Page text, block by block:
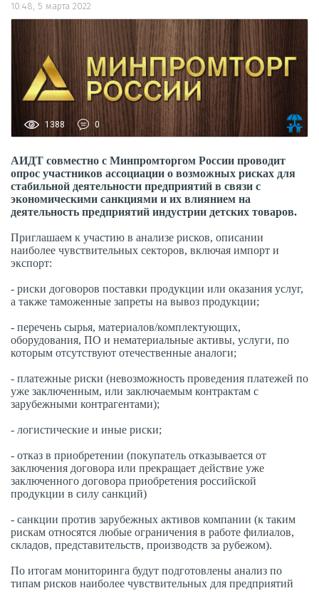
10:48, 5 марта 2022
1388 0
АИДТ совместно с Минпромторгом России проводит
опрос участников ассоциации о возможных рисках для
стабильной деятельности предприятий в связи с
экономическими санкциями и их влиянием на
деятельность предприятий индустрии детских товаров.
Приглашаем к участию в анализе рисков, описании
наиболее чувствительных секторов, включая импорт и
экспорт:
- риски договоров поставки продукции или оказания услуг,
а также таможенные запреты на вывоз продукции;
- перечень сырья, материалов/комплектующих,
оборудования, ПО и нематериальные активы, услуги, по
которым отсутствуют отечественные аналоги;
- платежные риски (невозможность проведения платежей по
уже заключенным, или заключаемым контрактам с
зарубежными контрагентами);
- логистические и иные риски;
- отказ в приобретении (покупатель отказывается от
заключения договора или прекращает действие уже
заключенного договора приобретения российской
продукции в силу санкций)
- санкции против зарубежных активов компании (к таким
рискам относятся любые ограничения в работе филиалов,
складов, представительств, производств за рубежом).
По итогам мониторинга будут подготовлены анализ по
типам рисков наиболее чувствительных для предприятий